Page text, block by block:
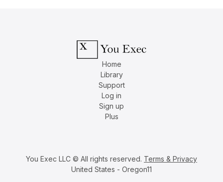
Home
Library
Support
Log in
Sign up
Plus
You Exec LLC © All rights reserved. Terms & Privacy
United States - Oregon11